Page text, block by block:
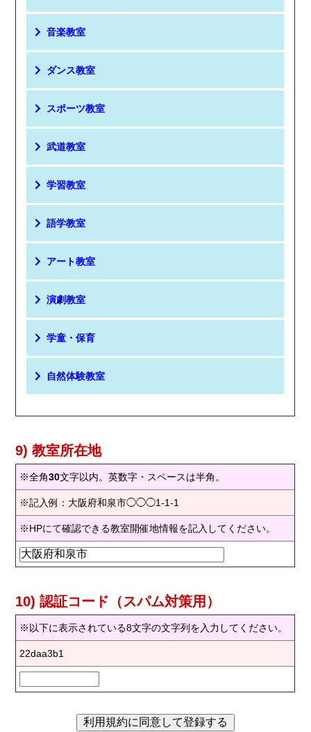
音楽教室
ダンス教室
スポーツ教室
武道教室
学習教室
語学教室
アート教室
演劇教室
学童・保育
自然体験教室
9) 教室所在地
※全角30文字以内。英数字・スペースは半角。
※記入例：大阪府和泉市◯◯◯1-1-1
※HPにて確認できる教室開催地情報を記入してください。
10) 認証コード（スパム対策用）
※以下に表示されている8文字の文字列を入力してください。
22daa3b1